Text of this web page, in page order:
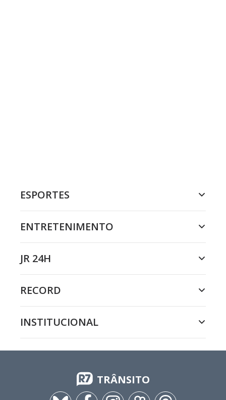
ESPORTES
ENTRETENIMENTO
JR 24H
RECORD
INSTITUCIONAL
TRÂNSITO